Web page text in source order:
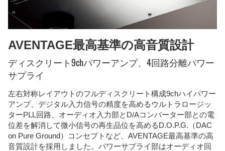
AVENTAGE最高基準の高音質設計
ディスクリート9chパワーアンプ、4回路分離パワー
サプライ
左右対称レイアウトのフルディスクリート構成9chハイパワー
アンプ、デジタル入力信号の精度を高めるウルトラロージッ
ターPLL回路、オーディオ入力部とD/Aコンバーター部との電
位差を解消して微小信号の再生品位を高めるD.O.P.G.（DAC
on Pure Ground）コンセプトなど、AVENTAGE最高基準の高
音質設計を採用しました。パワーサプライ部はオーディオ回